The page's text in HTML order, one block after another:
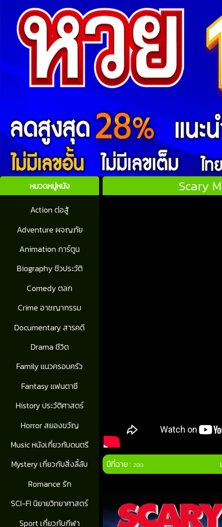
หมวดหมู่หนัง
Action ต่อสู้
Adventure ผจญภัย
Animation การ์ตูน
Biography ชีวประวัติ
Comedy ตลก
Crime อาชญากรรม
Documentary สารคดี
Drama ชีวิต
Family แนวครอบครัว
Fantasy แฟนตาซี
History ประวัติศาสตร์
Horror สยองขวัญ
Music หนังเกี่ยวกับดนตรี
Mystery เกี่ยวกับสิ่งลี้ลับ
Romance รัก
SCI-FI นิยายวิทยาศาสตร์
Sport เกี่ยวกับกีฬา
Scary
ปีที่ฉาย :2013